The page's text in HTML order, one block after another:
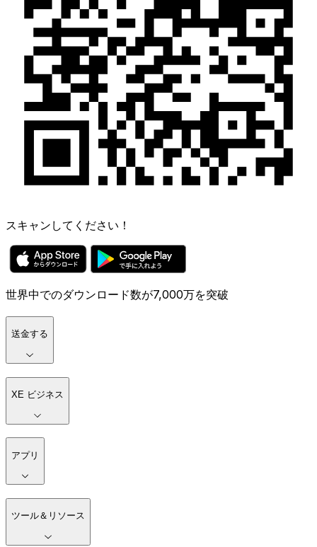
スキャンしてください！
世界中でのダウンロード数が7,000万を突破
送金する
XE ビジネス
アプリ
ツール＆リソース